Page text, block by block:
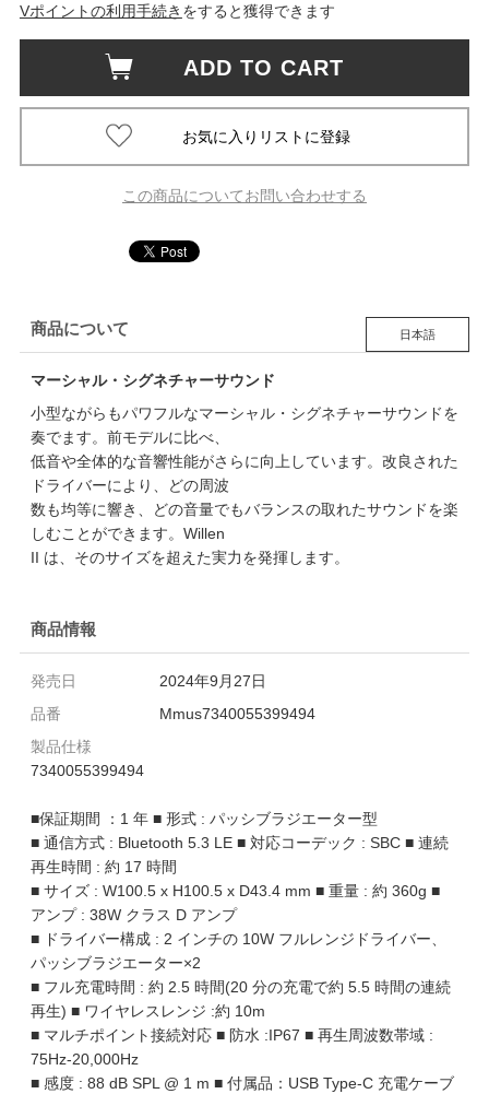
Vポイントの利用手続き をすると獲得できます
ADD TO CART
この商品についてお問い合わせする
商品について 日本語
マーシャル・シグネチャーサウンド
小型ながらもパワフルなマーシャル・シグネチャーサウンドを
奏でます。前モデルに比べ、
低音や全体的な音響性能がさらに向上しています。改良された
ドライバーにより、どの周波
数も均等に響き、どの音量でもバランスの取れたサウンドを楽
しむことができます。Willen
II は、そのサイズを超えた実力を発揮します。
商品情報
発売日
2024年9月27日
品番
Mmus7340055399494
製品仕様
7340055399494
■保証期間 ：1 年 ■ 形式 : パッシブラジエーター型
■ 通信方式 : Bluetooth 5.3 LE ■ 対応コーデック : SBC ■ 連続
再生時間 : 約 17 時間
■ サイズ : W100.5 x H100.5 x D43.4 mm ■ 重量 : 約 360g ■
アンプ : 38W クラス D アンプ
■ ドライバー構成 : 2 インチの 10W フルレンジドライバー、
パッシブラジエーター×2
■ フル充電時間 : 約 2.5 時間(20 分の充電で約 5.5 時間の連続
再生) ■ ワイヤレスレンジ :約 10m
■ マルチポイント接続対応 ■ 防水 :IP67 ■ 再生周波数帯域 :
75Hz-20,000Hz
■ 感度 : 88 dB SPL @ 1 m ■ 付属品：USB Type-C 充電ケーブ